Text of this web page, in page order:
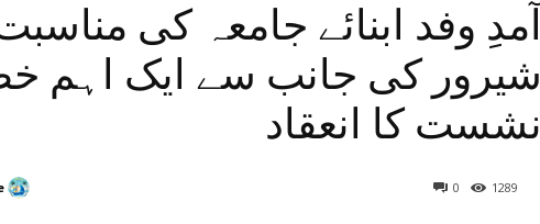
آمدِ وفد ابنائے جامعہ کی
شیرور کی جانب سے ایک اہم
نشست کا انعقاد
0 1289